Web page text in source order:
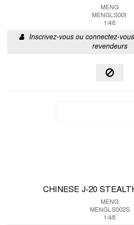
MENG
MENGLS001
1/48
Inscrivez-vous ou connectez-
revendeurs
CHINESE J-20
MENG
MENGLS002S
1/48